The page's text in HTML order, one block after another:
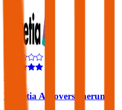
4,4
Helvetia Autoversicherung